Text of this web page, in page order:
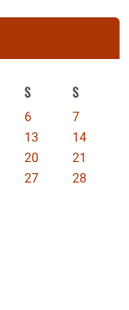
S S
6
7
13
14
20
21
27
28